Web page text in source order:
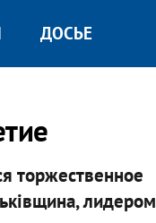
ДОСЬЕ
торжественное
лидером